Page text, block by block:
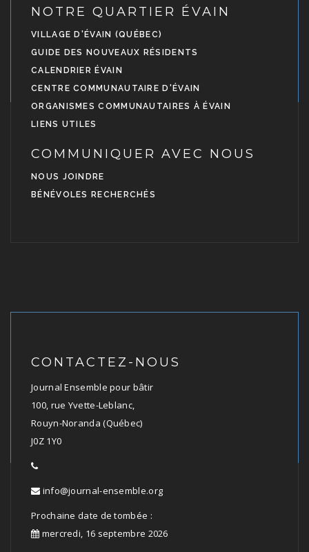
NOTRE QUARTIER ÉVAIN
VILLAGE D'ÉVAIN (QUÉBEC)
GUIDE DES NOUVEAUX RÉSIDENTS
CALENDRIER ÉVAIN
CENTRE COMMUNAUTAIRE D'ÉVAIN
ORGANISMES COMMUNAUTAIRES À ÉVAIN
LIENS UTILES
COMMUNIQUER AVEC NOUS
NOUS JOINDRE
BÉNÉVOLES RECHERCHÉS
CONTACTEZ-NOUS
Journal Ensemble pour bâtir
100, rue Yvette-Leblanc,
Rouyn-Noranda (Québec)
J0Z 1Y0
info@journal-ensemble.org
Prochaine date de tombée :
mercredi, 16 septembre 2026